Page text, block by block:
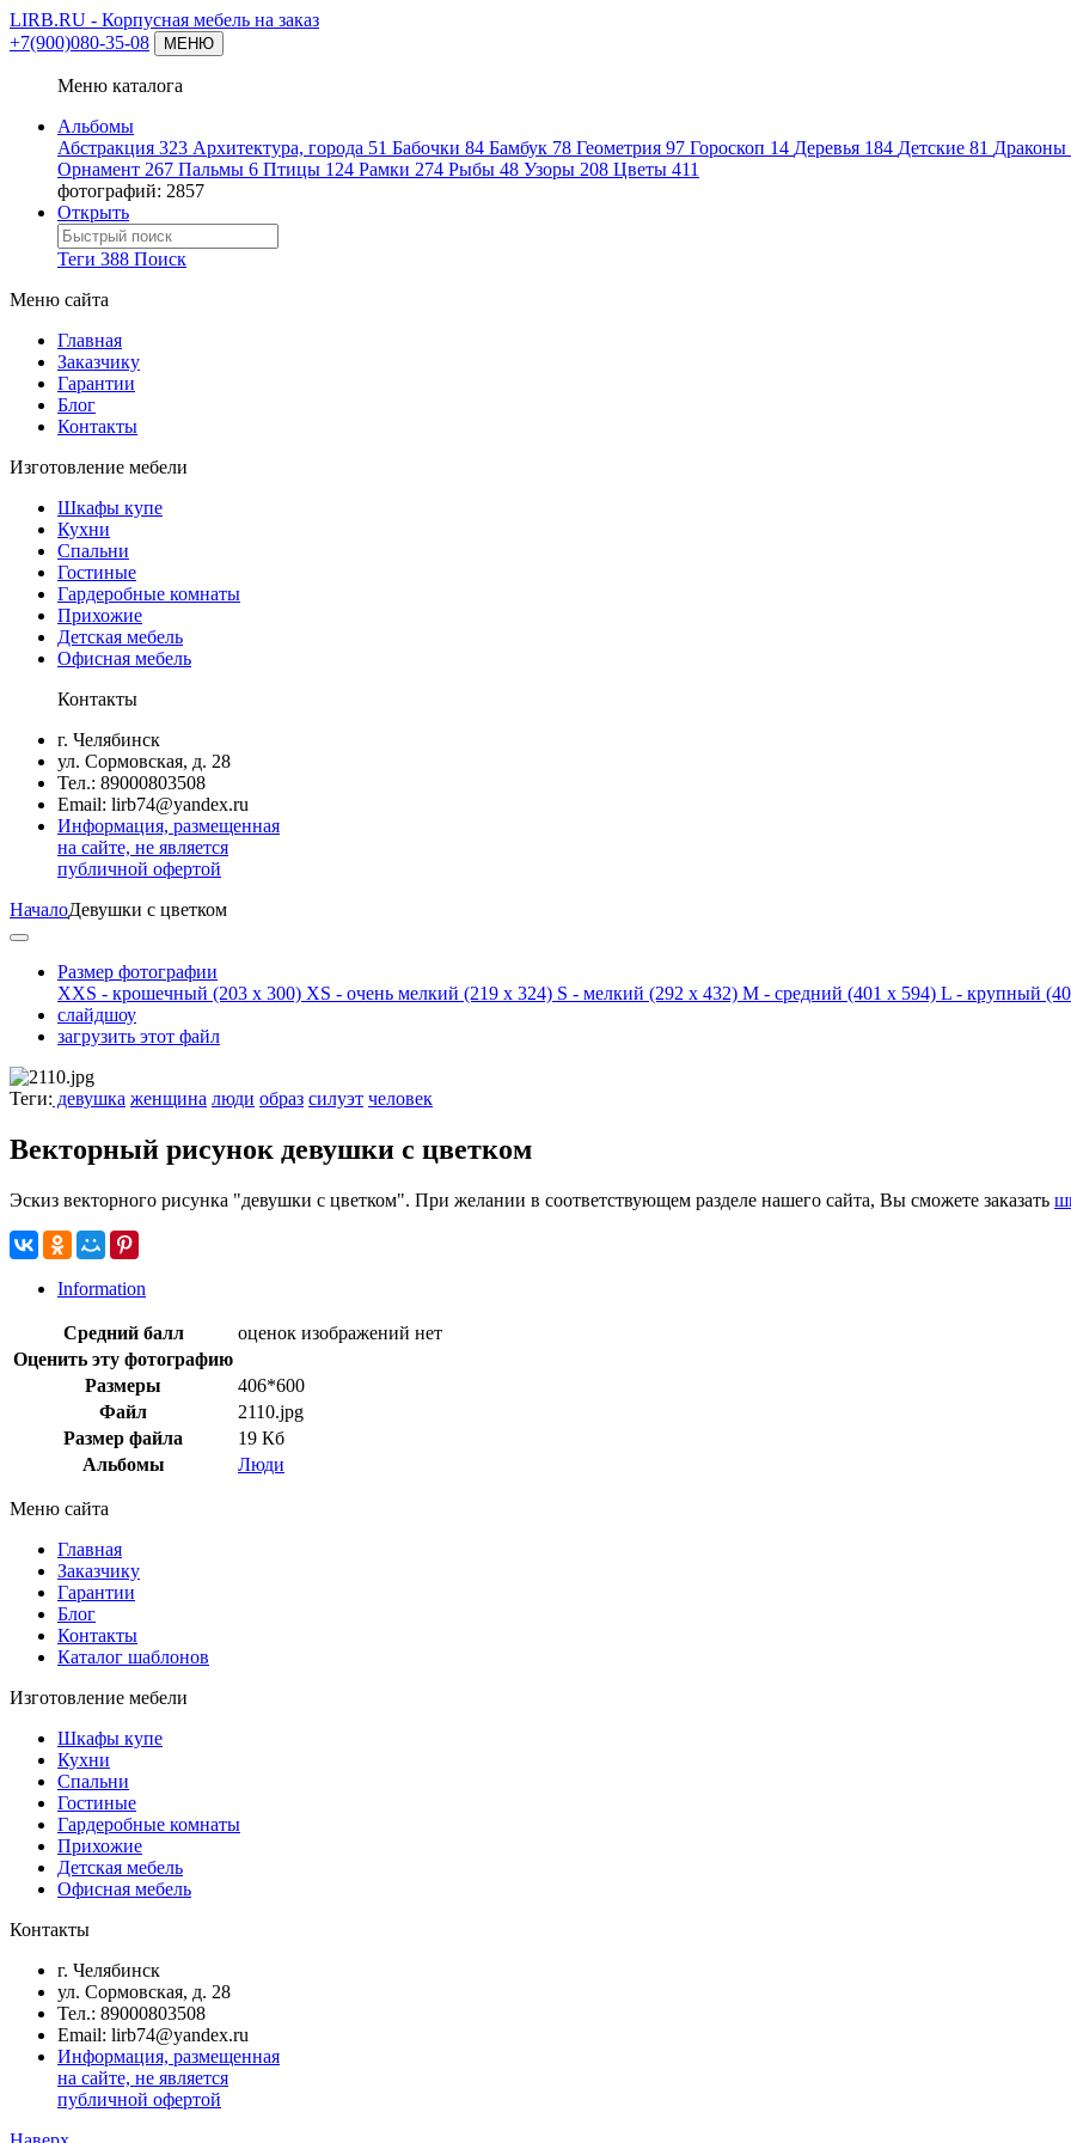
LIRB.RU - Корпусная мебель на заказ
+7(900)080-35-08
МЕНЮ
Меню каталога
Альбомы
Абстракция 323 Архитектура, города 51 Бабочки 84 Бамбук 78 Геометрия 97 Гороскоп 14 Деревья 184 Детские 81 Драконы
Орнамент 267 Пальмы 6 Птицы 124 Рамки 274 Рыбы 48 Узоры 208 Цветы 411
фотографий: 2857
Открыть
Теги 388 Поиск
Меню сайта
Главная
Заказчику
Гарантии
Блог
Контакты
Изготовление мебели
Шкафы купе
Кухни
Спальни
Гостиные
Гардеробные комнаты
Прихожие
Детская мебель
Офисная мебель
Контакты
г. Челябинск
ул. Сормовская, д. 28
Тел.: 89000803508
Email: lirb74@yandex.ru
Информация, размещенная
на сайте, не является
публичной офертой
НачалоДевушки с цветком
Размер фотографии
XXS - крошечный (203 x 300) XS - очень мелкий (219 x 324) S - мелкий (292 x 432) M - средний (401 x 594) L - крупный
слайдшоу
загрузить этот файл
Теги: девушка женщина люди образ силуэт человек
Векторный рисунок девушки с цветком
Эскиз векторного рисунка "девушки с цветком". При желании в соответствующем разделе нашего сайта, Вы сможете заказать
Information
Средний балл
оценок изображений нет
Оценить эту фотографию
Размеры
406*600
Файл
2110.jpg
Размер файла
19 Кб
Альбомы
Люди
Меню сайта
Главная
Заказчику
Гарантии
Блог
Контакты
Каталог шаблонов
Изготовление мебели
Шкафы купе
Кухни
Спальни
Гостиные
Гардеробные комнаты
Прихожие
Детская мебель
Офисная мебель
Контакты
г. Челябинск
ул. Сормовская, д. 28
Тел.: 89000803508
Email: lirb74@yandex.ru
Информация, размещенная
на сайте, не является
публичной офертой